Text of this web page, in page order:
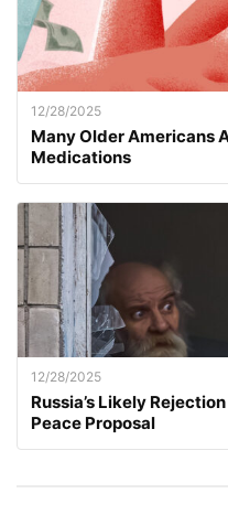
12/28/2025
Many Older Americans
Medications
12/28/2025
Russia’s Likely
Peace Proposal